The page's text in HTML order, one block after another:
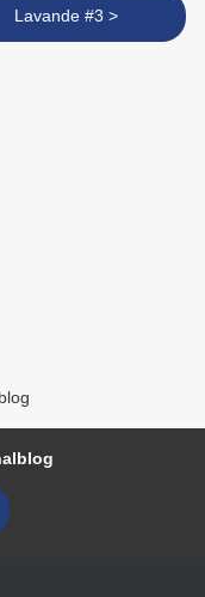
Lavande #3 >